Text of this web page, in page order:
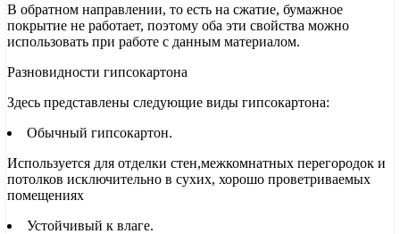
В обратном направлении, то есть на сжатие, бумажное
покрытие не работает, поэтому оба эти свойства можно
использовать при работе с данным материалом.
Разновидности гипсокартона
Здесь представлены следующие виды гипсокартона:
Обычный гипсокартон.
Используется для отделки стен,межкомнатных перегородок и
потолков исключительно в сухих, хорошо проветриваемых
помещениях
Устойчивый к влаге.